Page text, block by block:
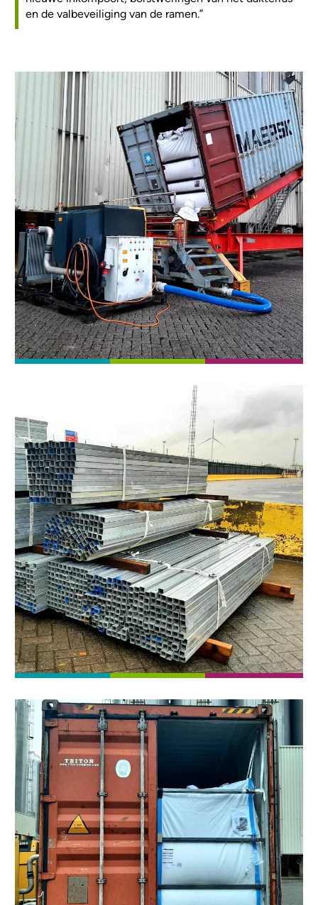
en de valbeveiliging van de ramen.”